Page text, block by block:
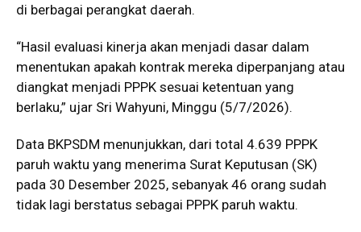
di berbagai perangkat daerah.
“Hasil evaluasi kinerja akan menjadi dasar dalam
menentukan apakah kontrak mereka diperpanjang atau
diangkat menjadi PPPK sesuai ketentuan yang
berlaku,” ujar Sri Wahyuni, Minggu (5/7/2026).
Data BKPSDM menunjukkan, dari total 4.639 PPPK
paruh waktu yang menerima Surat Keputusan (SK)
pada 30 Desember 2025, sebanyak 46 orang sudah
tidak lagi berstatus sebagai PPPK paruh waktu.